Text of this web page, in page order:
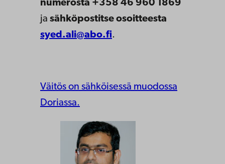
numerosta +358 46 960 1869
ja sähköpostitse osoitteesta
syed.ali@abo.fi.
Väitös on sähköisessä muodossa
Doriassa.